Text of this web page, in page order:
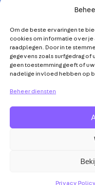
Om de beste ervaringen te
cookies om informatie over
raadplegen. Door in te
gegevens zoals surfgedrag of
geen toestemming geeft of
nadelige invloed hebben op
Beheer diensten
Privacy Policy
OVER
PARTNERS
NIEUWS
AGENDA
VRAAG & ANTWOORD